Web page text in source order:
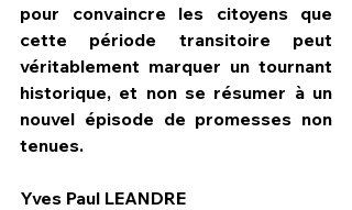
pour convaincre les citoyens que
cette période transitoire peut
véritablement marquer un tournant
historique, et non se résumer à un
nouvel épisode de promesses non
tenues.
Yves Paul LEANDRE